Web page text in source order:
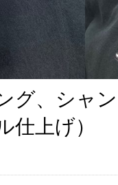
グ、シャ
仕上げ）